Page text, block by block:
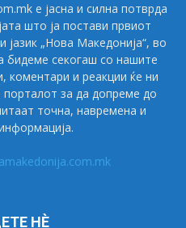
е јасна и силна потврда
што ја постави првиот
јазик „Нова Македонија“, во
бидеме секогаш со нашите
коментари и реакции ќе ни
за да допреме до
точна, навремена и
НÈ